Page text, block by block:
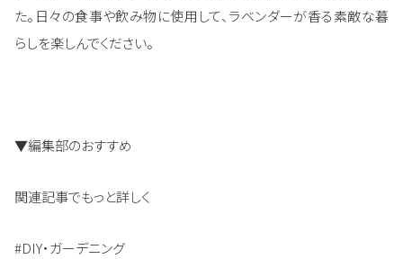
た。日々の食事や飲み物に使用して、ラベンダーが香る素敵な暮
らしを楽しんでください。
▼編集部のおすすめ
関連記事でもっと詳しく
#DIY・ガーデニング